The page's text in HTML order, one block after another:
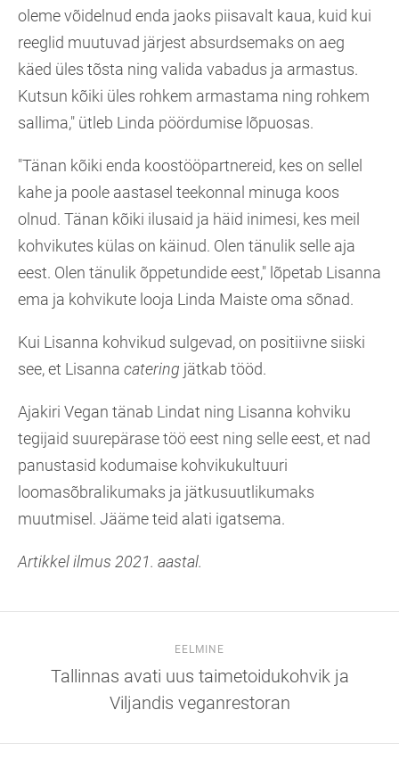
oleme võidelnud enda jaoks piisavalt kaua, kuid kui
reeglid muutuvad järjest absurdsemaks on aeg
käed üles tõsta ning valida vabadus ja armastus.
Kutsun kõiki üles rohkem armastama ning rohkem
sallima," ütleb Linda pöördumise lõpuosas.
"Tänan kõiki enda koostööpartnereid, kes on sellel
kahe ja poole aastasel teekonnal minuga koos
olnud. Tänan kõiki ilusaid ja häid inimesi, kes meil
kohvikutes külas on käinud. Olen tänulik selle aja
eest. Olen tänulik õppetundide eest," lõpetab Lisanna
ema ja kohvikute looja Linda Maiste oma sõnad.
Kui Lisanna kohvikud sulgevad, on positiivne siiski
see, et Lisanna catering jätkab tööd.
Ajakiri Vegan tänab Lindat ning Lisanna kohviku
tegijaid suurepärase töö eest ning selle eest, et nad
panustasid kodumaise kohvikukultuuri
loomasõbralikumaks ja jätkusuutlikumaks
muutmisel. Jääme teid alati igatsema.
Artikkel ilmus 2021. aastal.
EELMINE
Tallinnas avati uus taimetoidukohvik ja
Viljandis veganrestoran